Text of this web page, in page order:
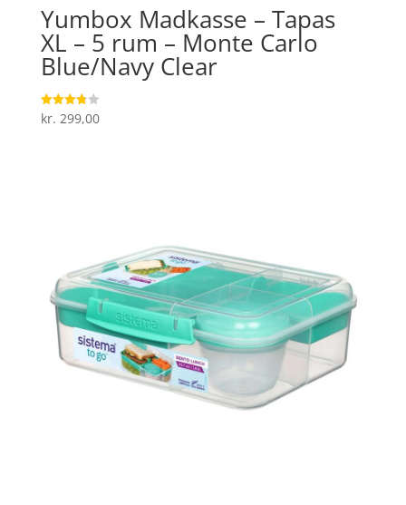
Yumbox Madkasse – Tapas
XL – 5 rum – Monte Carlo
Blue/Navy Clear
Vurderet
3.8
kr. 299,00